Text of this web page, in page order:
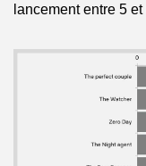
lancement entre 5